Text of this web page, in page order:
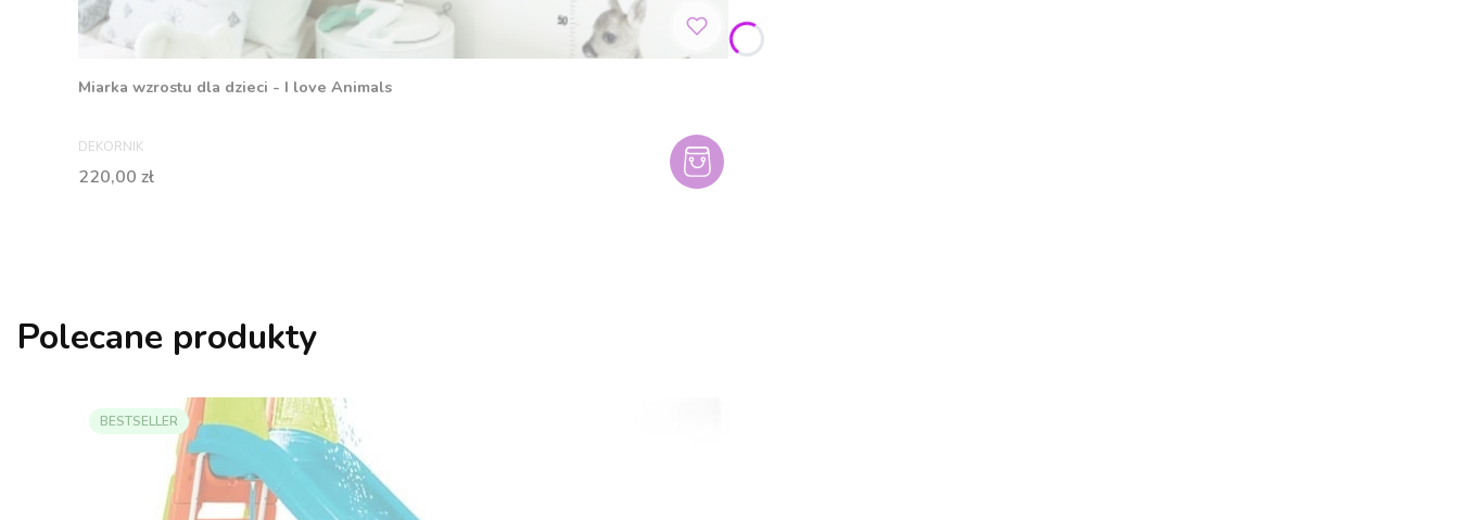
Miarka wzrostu dla dzieci - I love Animals
PRODUCENT
DEKORNIK
Cena
220,00 zł
Polecane produkty
BESTSELLER